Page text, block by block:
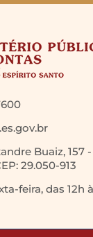
Buaiz, 157
29.050-913
feira, das 12h